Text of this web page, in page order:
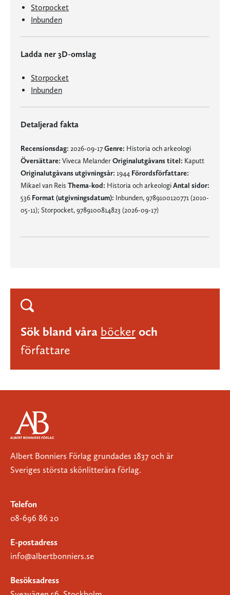
Storpocket
Inbunden
Ladda ner 3D-omslag
Storpocket
Inbunden
Detaljerad fakta
Recensionsdag: 2026-09-17Genre: Historia och arkeologi
Översättare: Viveca MelanderOriginalutgåvans titel: Kaputt
Originalutgåvans utgivningsår: 1944 Förordsförfattare:
Mikael van Reis Thema-kod: Historia och arkeologiAntal sidor:
536 Format (utgivningsdatum): Inbunden, 9789100120771 (2010-
05-11); Storpocket, 9789100814823 (2026-09-17)
Sök bland våra böcker och
författare
Albert Bonniers Förlag grundades 1837 och är
Sveriges största skönlitterära förlag.
Telefon
08-696 86 20
E-postadress
info@albertbonniers.se
Besöksadress